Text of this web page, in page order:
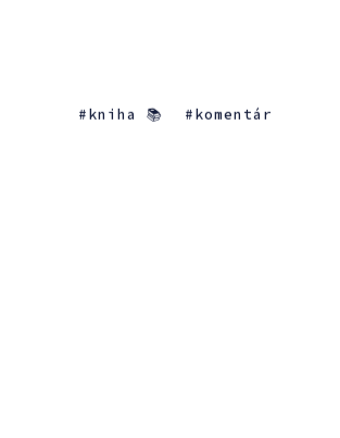
kniha 📚 komentár